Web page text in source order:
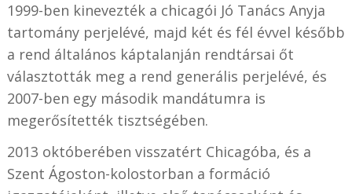
1999-ben kinevezték a chicagói Jó Tanács Anyja
tartomány perjelévé, majd két és fél évvel később
a rend általános káptalanján rendtársai őt
választották meg a rend generális perjelévé, és
2007-ben egy második mandátumra is
megerősítették tisztségében.
2013 októberében visszatért Chicagóba, és a
Szent Ágoston-kolostorban a formáció